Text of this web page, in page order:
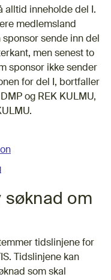
alltid inneholde del I.
medlemsland
sende inn del
men senest to
sponsor ikke sender
for del I, bortfaller
og REK KULMU,
søknad om
tidslinjene for
Tidslinjene kan
som skal